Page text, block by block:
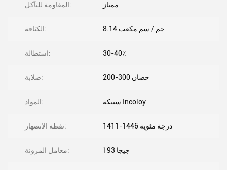
المقاومة للتآكل: ممتاز
الكثافة: 8.14 جم / سم مكعب
استطالة: 30-40٪
صلابة: 200-300 حصان
المواد: سبيكة Incoloy
نقطة الانصهار: 1411-1446 درجة مئوية
معامل المرونة: 193 جيجا